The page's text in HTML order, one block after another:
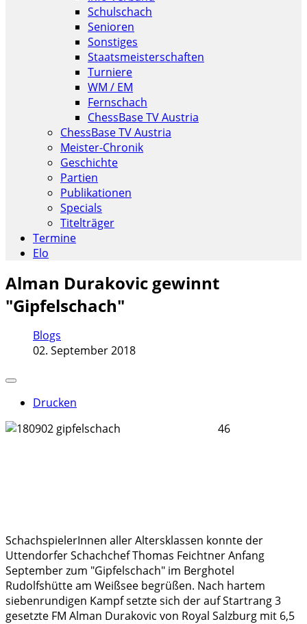
Schulschach
Senioren
Sonstiges
Staatsmeisterschaften
Turniere
WM / EM
Fernschach
ChessBase TV Austria
ChessBase TV Austria
Meister-Chronik
Geschichte
Partien
Publikationen
Specials
Titelträger
Termine
Elo
Alman Durakovic gewinnt
"Gipfelschach"
Blogs
02. September 2018
Drucken
46
SchachspielerInnen aller Altersklassen konnte der
Uttendorfer Schachchef Thomas Feichtner Anfang
September zum "Gipfelschach" im Berghotel
Rudolfshütte am Weißsee begrüßen. Nach hartem
siebenrundigen Kampf setzte sich der auf Startrang 3
gesetzte FM Alman Durakovic von Royal Salzburg mit 6,5